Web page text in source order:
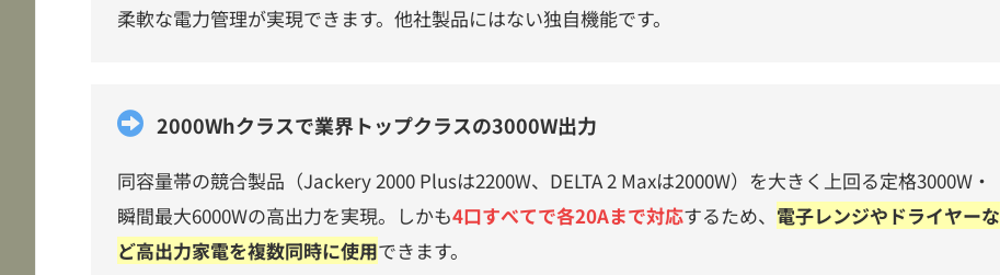
柔軟な電力管理が実現できます。他社製品にはない独自機能です。
2000Whクラスで業界トップクラスの3000W出力
同容量帯の競合製品（Jackery 2000 Plusは2200W、DELTA 2 Maxは2000W）を大きく上回る定格3000W・
瞬間最大6000Wの高出力を実現。しかも4口すべてで各20Aまで対応するため、 電子レンジやドライヤーな
ど高出力家電を複数同時に使用できます。